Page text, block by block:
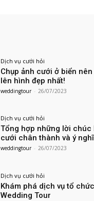
Dịch vụ cưới hỏi
Chụp ảnh cưới ở biển
lên hình đẹp nhất!
weddingtour - 26/07/2023
Dịch vụ cưới hỏi
Tổng hợp những lời chúc
cưới chân thành và ý
weddingtour - 26/07/2023
Dịch vụ cưới hỏi
Khám phá dịch vụ tổ
Wedding Tour